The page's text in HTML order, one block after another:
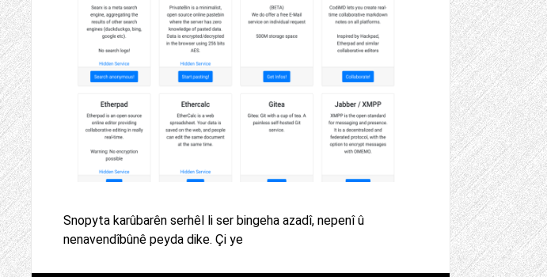
Snopyta karûbarên serhêl li ser bingeha azadî, nepenî û
nenavendîbûnê peyda dike. Çi ye